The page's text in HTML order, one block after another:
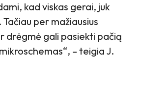
kad viskas gerai, juk
per mažiausius
drėgmė gali pasiekti pačią
– teigia J.